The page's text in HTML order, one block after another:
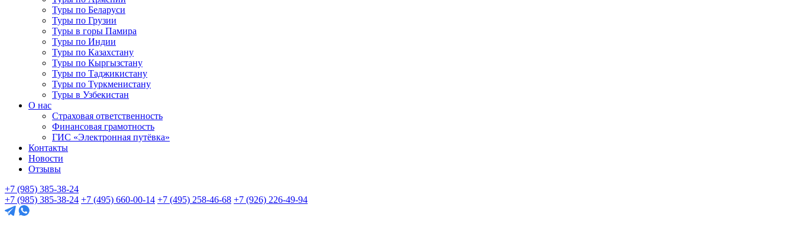
Туры по Беларуси
Туры по Грузии
Туры в горы Памира
Туры по Индии
Туры по Казахстану
Туры по Кыргызстану
Туры по Таджикистану
Туры по Туркменистану
Туры в Узбекистан
О нас
Страховая ответственность
Финансовая грамотность
ГИС «Электронная путёвка»
Контакты
Новости
Отзывы
+7 (985) 385-38-24
+7 (985) 385-38-24 +7 (495) 660-00-14 +7 (495) 258-46-68 +7 (926) 226-49-94